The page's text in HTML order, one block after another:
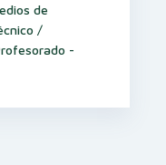
de
/
-